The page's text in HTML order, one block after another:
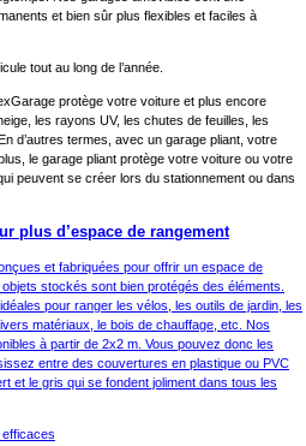
et bien sûr plus flexibles et faciles à
tout au long de l’année.
protège votre voiture et plus encore
les rayons UV, les chutes de feuilles, les
d’autres termes, avec un garage pliant, votre
le garage pliant protège votre voiture ou votre
peuvent se créer lors du stationnement ou dans
plus d’espace de rangement
et fabriquées pour offrir un espace de
stockés sont bien protégés des éléments.
pour ranger les vélos, les outils de jardin, les
matériaux, le bois de chauffage, etc. Nos
à partir de 2x2 m. Vous pouvez donc les
entre des couvertures en plastique ou PVC
et le gris qui se fondent joliment dans tous les